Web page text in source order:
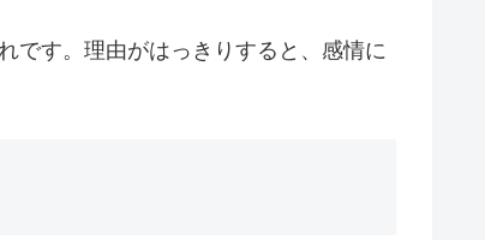
です。理由がはっきりすると、感情に